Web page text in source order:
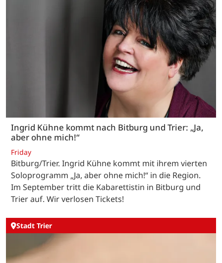
Ingrid Kühne kommt nach Bitburg und Trier: „Ja,
aber ohne mich!“
Friday
Bitburg/Trier. Ingrid Kühne kommt mit ihrem vierten
Soloprogramm „Ja, aber ohne mich!“ in die Region.
Im September tritt die Kabarettistin in Bitburg und
Trier auf. Wir verlosen Tickets!
Stadt Trier